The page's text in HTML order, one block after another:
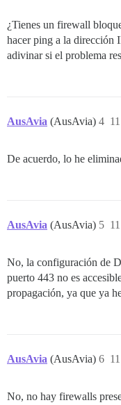
¿Tienes un firewall
hacer ping a la dirección
adivinar si el problema
AusAvia (AusAvia) 4
De acuerdo, lo he
AusAvia (AusAvia) 5
No, la configuración de
puerto 443 no es
propagación, ya que ya
AusAvia (AusAvia) 6
No, no hay firewalls